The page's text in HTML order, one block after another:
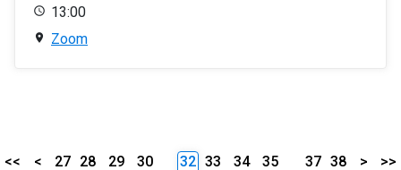
13:00
Zoom
<< < 27 28 29
30
32 33 34
35
37 38 > >>